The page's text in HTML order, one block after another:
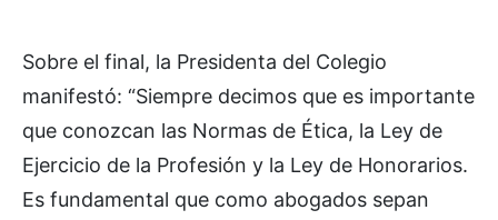
Sobre el final, la Presidenta del Colegio
manifestó: “Siempre decimos que es importante
que conozcan las Normas de Ética, la Ley de
Ejercicio de la Profesión y la Ley de Honorarios.
Es fundamental que como abogados sepan